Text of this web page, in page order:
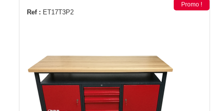
Ref : ET17T3P2
Promo !